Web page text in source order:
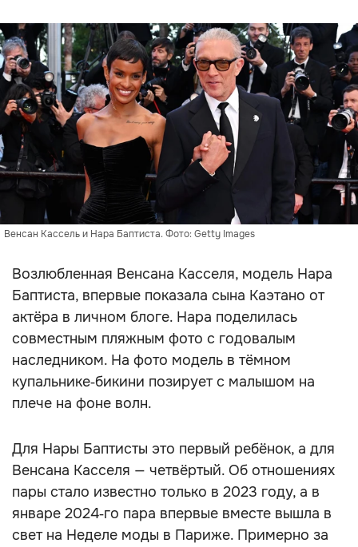
Венсан Кассель и Нара Баптиста. Фото: Getty Images
Возлюбленная Венсана Касселя, модель Нара
Баптиста, впервые показала сына Каэтано от
актёра в личном блоге. Нара поделилась
совместным пляжным фото с годовалым
наследником. На фото модель в тёмном
купальнике‑бикини позирует с малышом на
плече на фоне волн.
Для Нары Баптисты это первый ребёнок, а для
Венсана Касселя — четвёртый. Об отношениях
пары стало известно только в 2023 году, а в
январе 2024‑го пара впервые вместе вышла в
свет на Неделе моды в Париже. Примерно за